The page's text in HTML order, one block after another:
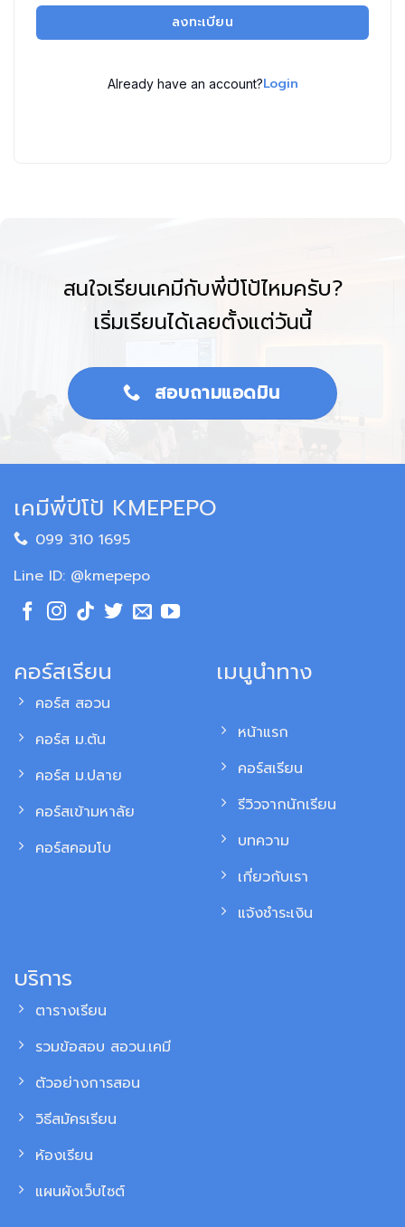
ลงทะเบียน
Already have an account?Login
สนใจเรียนเคมีกับพี่ปีโป้ไหมครับ?
เริ่มเรียนได้เลยตั้งแต่วันนี้
สอบถามแอดมิน
เคมีพี่ปีโป้ KMEPEPO
099 310 1695
Line ID: @kmepepo
คอร์สเรียน
คอร์ส สอวน
คอร์ส ม.ต้น
คอร์ส ม.ปลาย
คอร์สเข้ามหาลัย
คอร์สคอมโบ
เมนูนำทาง
หน้าแรก
คอร์สเรียน
รีวิวจากนักเรียน
บทความ
เกี่ยวกับเรา
แจ้งชำระเงิน
บริการ
ตารางเรียน
รวมข้อสอบ สอวน.เคมี
ตัวอย่างการสอน
วิธีสมัครเรียน
ห้องเรียน
แผนผังเว็บไซต์